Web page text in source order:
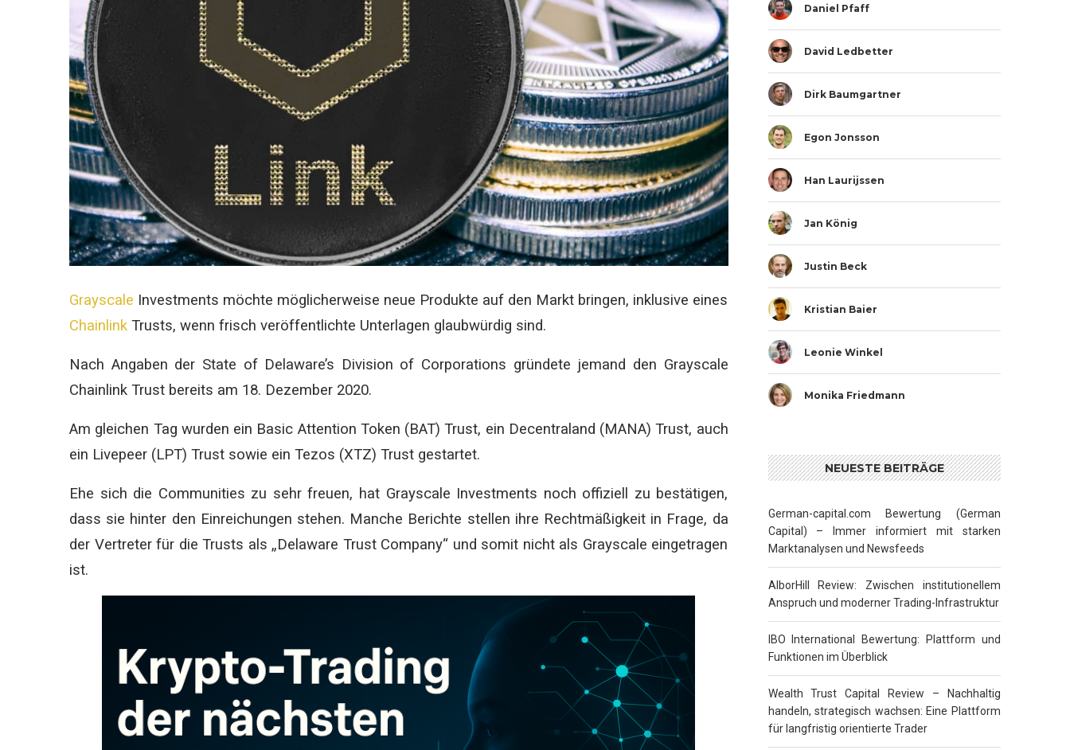
Grayscale Investments möchte möglicherweise neue Produkte auf den Markt bringen, inklusive eines
Chainlink Trusts, wenn frisch veröffentlichte Unterlagen glaubwürdig sind.
Nach Angaben der State of Delaware’s Division of Corporations gründete jemand den Grayscale
Chainlink Trust bereits am 18. Dezember 2020.
Am gleichen Tag wurden ein Basic Attention Token (BAT) Trust, ein Decentraland (MANA) Trust, auch
ein Livepeer (LPT) Trust sowie ein Tezos (XTZ) Trust gestartet.
Ehe sich die Communities zu sehr freuen, hat Grayscale Investments noch offiziell zu bestätigen,
dass sie hinter den Einreichungen stehen. Manche Berichte stellen ihre Rechtmäßigkeit in Frage, da
der Vertreter für die Trusts als „Delaware Trust Company“ und somit nicht als Grayscale eingetragen
ist.
Daniel Pfaff
David Ledbetter
Dirk Baumgartner
Egon Jonsson
Han Laurijssen
Jan König
Justin Beck
Kristian Baier
Leonie Winkel
Monika Friedmann
NEUESTE BEITRÄGE
German-capital.com Bewertung (German
Capital) – Immer informiert mit starken
Marktanalysen und Newsfeeds
AlborHill Review: Zwischen institutionellem
Anspruch und moderner Trading-Infrastruktur
IBO International Bewertung: Plattform und
Funktionen im Überblick
Wealth Trust Capital Review – Nachhaltig
handeln, strategisch wachsen: Eine Plattform
für langfristig orientierte Trader